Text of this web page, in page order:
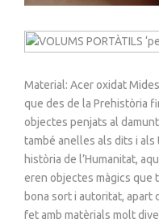
Material: Acer oxidat
que des de la Prehistòria
objectes penjats al
també anelles als dits i
història de l’Humanitat,
eren objectes màgics que
bona sort i autoritat, apart
fet amb matèrials molt